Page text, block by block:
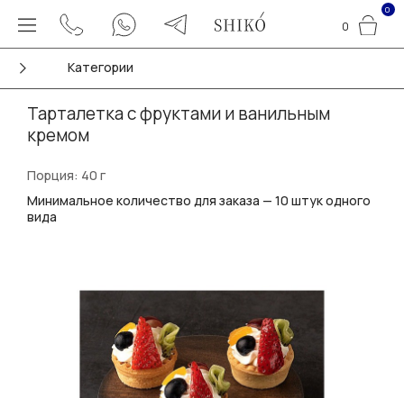
0
0
Категории
Тарталетка с фруктами и ванильным
кремом
Порция: 40 г
Минимальное количество для заказа — 10 штук одного
вида